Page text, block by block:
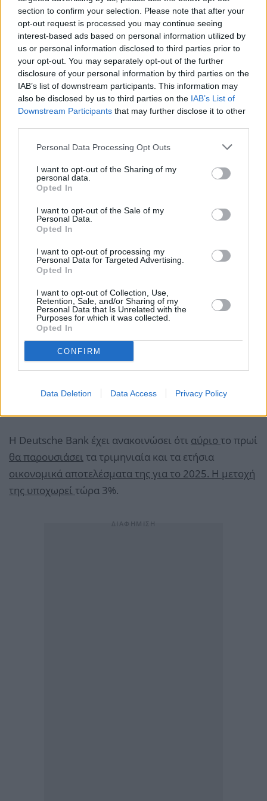
section to confirm your selection. Please note that after your
opt-out request is processed you may continue seeing
interest-based ads based on personal information utilized by
us or personal information disclosed to third parties prior to
your opt-out. You may separately opt-out of the further
disclosure of your personal information by third parties on the
IAB’s list of downstream participants. This information may
also be disclosed by us to third parties on the IAB’s List of
Downstream Participants that may further disclose it to other
Personal Data Processing Opt Outs
I want to opt-out of the Sharing of my
personal data.
Opted In
I want to opt-out of the Sale of my
Personal Data.
Opted In
I want to opt-out of processing my
Personal Data for Targeted Advertising.
Opted In
I want to opt-out of Collection, Use,
Retention, Sale, and/or Sharing of my
Personal Data that Is Unrelated with the
Purposes for which it was collected.
Opted In
CONFIRM
Data Deletion Data Access Privacy Policy
Tελικά η BaFin διόρισε προσωρινά ειδικό εκπρόσωπο
στην τράπεζα προκειμένου να παρακολουθεί την
πρόοδο στην καταπολέμηση του ξεπλύματος
χρήματος και της χρηματοδότησης της
Η Deutsche Bank έχει ανακοινώσει ότι αύριο το πρωί
θα παρουσιάσει τα τριμηνιαία και τα ετήσια
οικονομικά αποτελέσματα της για το 2025. Η μετοχή
της υποχωρεί τώρα 3%.